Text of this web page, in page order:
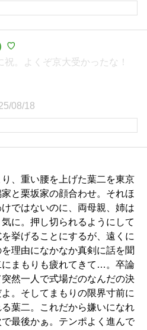
♡
祝。よくぞ京大受かったな！
08/18
、重い腰を上げた葉二を東京
と栗坂家の顔合わせ。それほ
ではないのに、両母親、姉は
に。押し切られるようにして
挙げることにするが、遠くに
理由になかなか真剣に話を聞
にまもりも疲れてきて…。卒論
然一人で式場だのなんだの決
。そしてまもりの限界寸前に
葉二。これだから嫌いになれ
最後かぁ。テンポよく進んで